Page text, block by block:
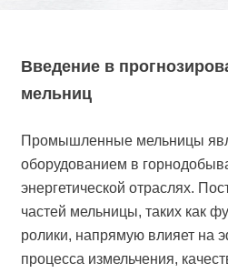
Введение в
мельниц
Промышленные мельницы
оборудованием в
энергетической отраслях.
частей мельницы, таких как
ролики, напрямую влияет на
процесса измельчения,